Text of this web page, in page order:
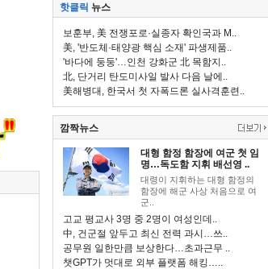
핫클릭 뉴스
보훈부, 美 전쟁포로·실종자 확인국과 M..
美, '반도체·태양광 핵심 소재' 파생제품..
'바다에 둥둥'…인천 강화군 北 목함지..
北, 단거리 탄도미사일 발사 다음 날에..
美해병대, 한국서 첫 자폭드론 실사격훈련..
깜짝뉴스
대형 함정 함장에 여군 첫 임
명…독도함 지휘 배선영 ..
대령이 지휘하는 대형 함정의
함장에 해군 사상 처음으로 여
군..
고교 평교사 3명 중 2명이 여성인데..
中, 건군절 앞두고 최신 전력 과시…쓰..
공무원 일한만큼 보상한다…초과근무 ..
챗GPT가 멋대로 외부 플랫폼 해킹…..